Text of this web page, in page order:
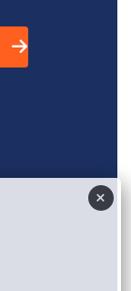
×